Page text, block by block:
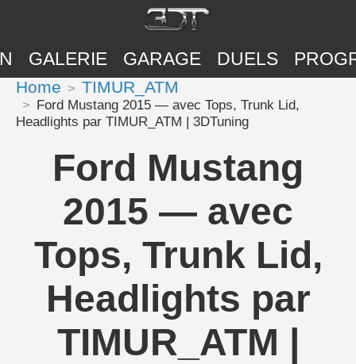
GALERIE GARAGE DUELS
Home TIMUR_ATM
Ford Mustang 2015 — avec Tops, Trunk Lid,
Headlights par TIMUR_ATM | 3DTuning
Ford Mustang
2015 — avec
Tops, Trunk Lid,
Headlights par
TIMUR_ATM |